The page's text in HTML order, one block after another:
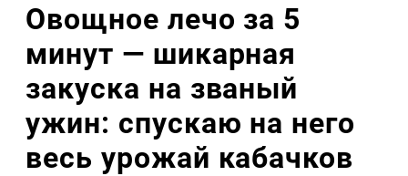
Овощное лечо за 5
минут — шикарная
закуска на званый
ужин: спускаю на него
весь урожай кабачков